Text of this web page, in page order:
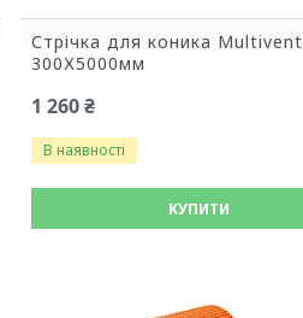
Стрічка для коника Multivent
300Х5000мм
1 260 ₴
В наявності
КУПИТИ